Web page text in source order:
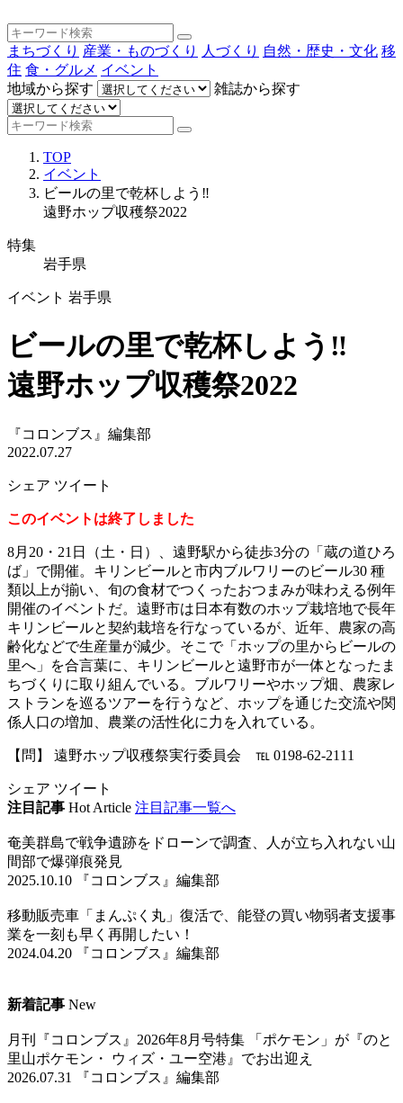
まちづくり 産業・ものづくり 人づくり 自然・歴史・文化 移
住 食・グルメ イベント
地域から探す
雑誌から探す
TOP
イベント
ビールの里で乾杯しよう‼
遠野ホップ収穫祭2022
特集
岩手県
イベント 岩手県
ビールの里で乾杯しよう‼
遠野ホップ収穫祭2022
『コロンブス』編集部
2022.07.27
シェア ツイート
このイベントは終了しました
8月20・21日（土・日）、遠野駅から徒歩3分の「蔵の道ひろ
ば」で開催。キリンビールと市内ブルワリーのビール30 種
類以上が揃い、旬の食材でつくったおつまみが味わえる例年
開催のイベントだ。遠野市は日本有数のホップ栽培地で長年
キリンビールと契約栽培を行なっているが、近年、農家の高
齢化などで生産量が減少。そこで「ホップの里からビールの
里へ」を合言葉に、キリンビールと遠野市が一体となったま
ちづくりに取り組んでいる。ブルワリーやホップ畑、農家レ
ストランを巡るツアーを行うなど、ホップを通じた交流や関
係人口の増加、農業の活性化に力を入れている。
【問】 遠野ホップ収穫祭実行委員会 ℡ 0198-62-2111
シェア ツイート
注目記事 Hot Article 注目記事一覧へ
奄美群島で戦争遺跡をドローンで調査、人が立ち入れない山
間部で爆弾痕発見
2025.10.10 『コロンブス』編集部
移動販売車「まんぷく丸」復活で、能登の買い物弱者支援事
業を一刻も早く再開したい！
2024.04.20 『コロンブス』編集部
新着記事 New
月刊『コロンブス』2026年8月号特集 「ポケモン」が『のと
里山ポケモン・ ウィズ・ユー空港』でお出迎え
2026.07.31 『コロンブス』編集部